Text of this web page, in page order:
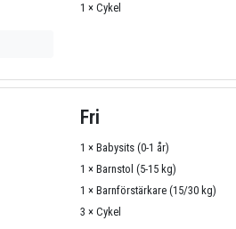
1 × Cykel
Fri
1 × Babysits (0-1 år)
1 × Barnstol (5-15 kg)
1 × Barnförstärkare (15/30 kg)
3 × Cykel